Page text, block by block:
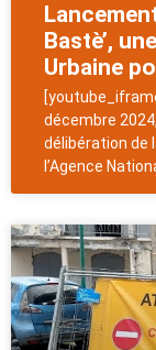
Bastè’,
Urbaine
décembre
délibération de
l’Agence